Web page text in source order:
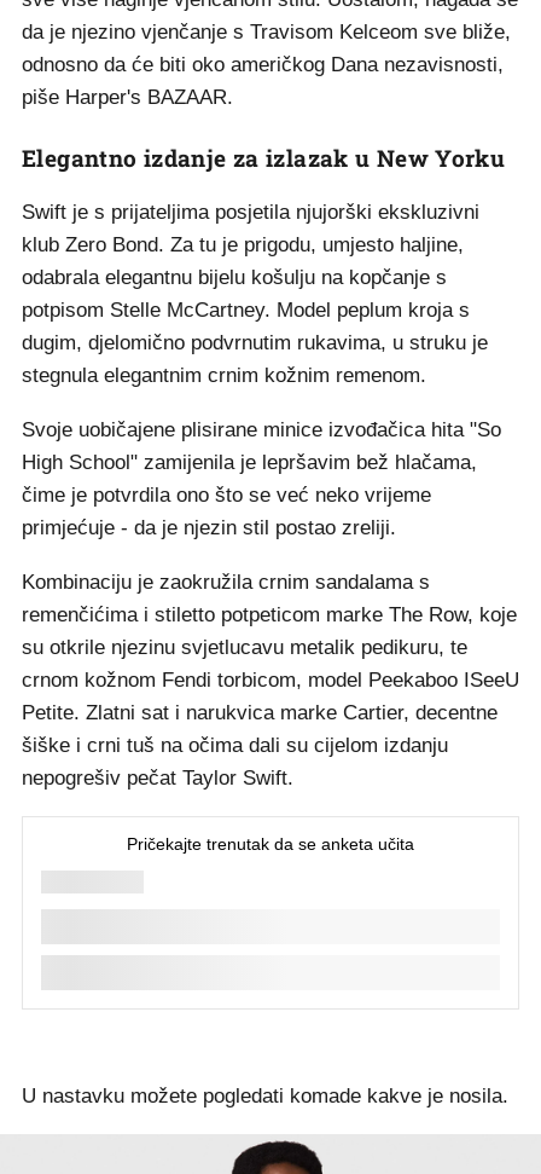
da je njezino vjenčanje s Travisom Kelceom sve bliže,
odnosno da će biti oko američkog Dana nezavisnosti,
piše Harper's BAZAAR.
Elegantno izdanje za izlazak u New Yorku
Swift je s prijateljima posjetila njujorški ekskluzivni
klub Zero Bond. Za tu je prigodu, umjesto haljine,
odabrala elegantnu bijelu košulju na kopčanje s
potpisom Stelle McCartney. Model peplum kroja s
dugim, djelomično podvrnutim rukavima, u struku je
stegnula elegantnim crnim kožnim remenom.
Svoje uobičajene plisirane minice izvođačica hita "So
High School" zamijenila je lepršavim bež hlačama,
čime je potvrdila ono što se već neko vrijeme
primjećuje - da je njezin stil postao zreliji.
Kombinaciju je zaokružila crnim sandalama s
remenčićima i stiletto potpeticom marke The Row, koje
su otkrile njezinu svjetlucavu metalik pedikuru, te
crnom kožnom Fendi torbicom, model Peekaboo ISeeU
Petite. Zlatni sat i narukvica marke Cartier, decentne
šiške i crni tuš na očima dali su cijelom izdanju
nepogrešiv pečat Taylor Swift.
U nastavku možete pogledati komade kakve je nosila.